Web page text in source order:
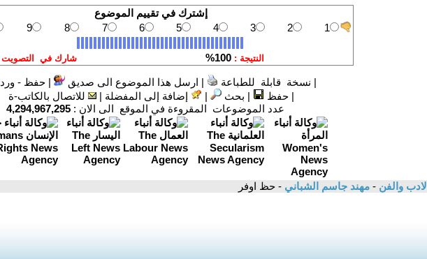
| نسخة قابلة للطباعة | ارسل هذا الموضوع الى صديق |حفظ - ورد
|حفظ | بحث | إضافة إلى المفضلة |
للاتصال بالكاتب-ة
عدد الموضوعات المقروءة في الموقع الى الان : 4,294,967,295
الادب والفن - مهند جاسم الشباني - حظ اوفر